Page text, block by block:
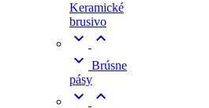
Keramické
brusivo


 Brúsne
pásy

